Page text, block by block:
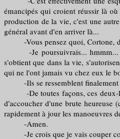
émancipés qui croient réussir là
production de la vie, c'est une
général avant d'en arriver là...
-Vous pensez quoi, Cortone,
-Je poursuivrais... hmmm...
s'obtient que dans la vie,
qui ne l'ont jamais vu chez eux le
-Ils se ressemblent finalement
-De toutes façons, ces deux-là
d'accoucher d'une brute
rapidement à jour les manoeuvres
-Amen.
-Je crois que je vais couper